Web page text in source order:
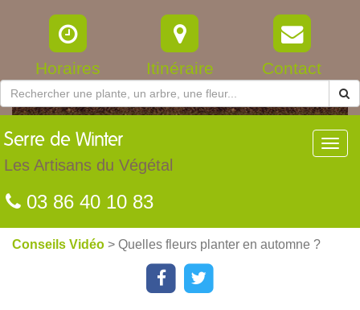
Horaires Itinéraire Contact
Serre de Winter
Les Artisans du Végétal
03 86 40 10 83
Conseils Vidéo > Quelles fleurs planter en automne ?